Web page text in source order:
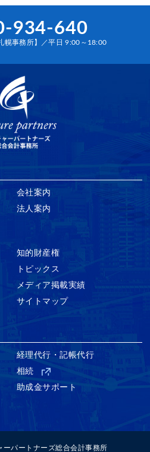
934-640
幌事務所】／平日 9:00～18:00
会社案内
法人案内
知的財産権
トピックス
メディア掲載実績
サイトマップ
経理代行・記帳代行
相続
助成金サポート
パートナーズ総合会計事務所